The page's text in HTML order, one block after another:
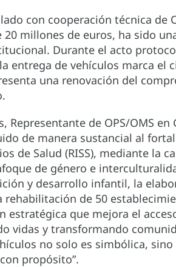
con cooperación técnica de
20 millones de euros, ha sido
Durante el acto
entrega de vehículos marca el
una renovación del
Representante de OPS/OMS
de manera sustancial al
de Salud (RISS), mediante la
de género e
y desarrollo infantil, la
de 50
estratégica que mejora el
vidas y transformando
no solo es simbólica,
propósito”.